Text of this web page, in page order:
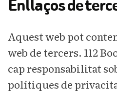
Enllaços de
Aquest web pot
web de tercers. 112
cap responsabilitat
polítiques de